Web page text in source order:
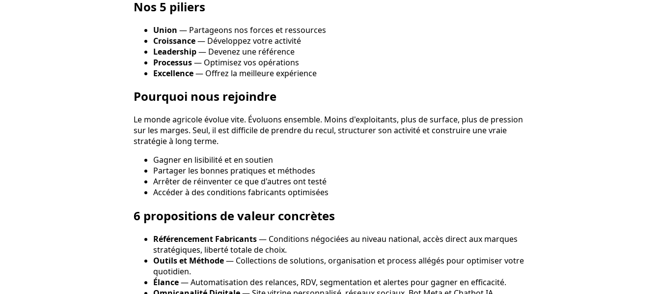
Nos 5 piliers
Union — Partageons nos forces et ressources
Croissance— Développez votre activité
Leadership— Devenez une référence
Processus— Optimisez vos opérations
Excellence— Offrez la meilleure expérience
Pourquoi nous rejoindre
Le monde agricole évolue vite. Évoluons ensemble. Moins d'exploitants, plus de surface, plus de pression
sur les marges. Seul, il est difficile de prendre du recul, structurer son activité et construire une vraie
stratégie à long terme.
Gagner en lisibilité et en soutien
Partager les bonnes pratiques et méthodes
Arrêter de réinventer ce que d'autres ont testé
Accéder à des conditions fabricants optimisées
6 propositions de valeur concrètes
Référencement Fabricants— Conditions négociées au niveau national, accès direct aux marques
stratégiques, liberté totale de choix.
Outils et Méthode— Collections de solutions, organisation et process allégés pour optimiser votre
quotidien.
Élance— Automatisation des relances, RDV, segmentation et alertes pour gagner en efficacité.